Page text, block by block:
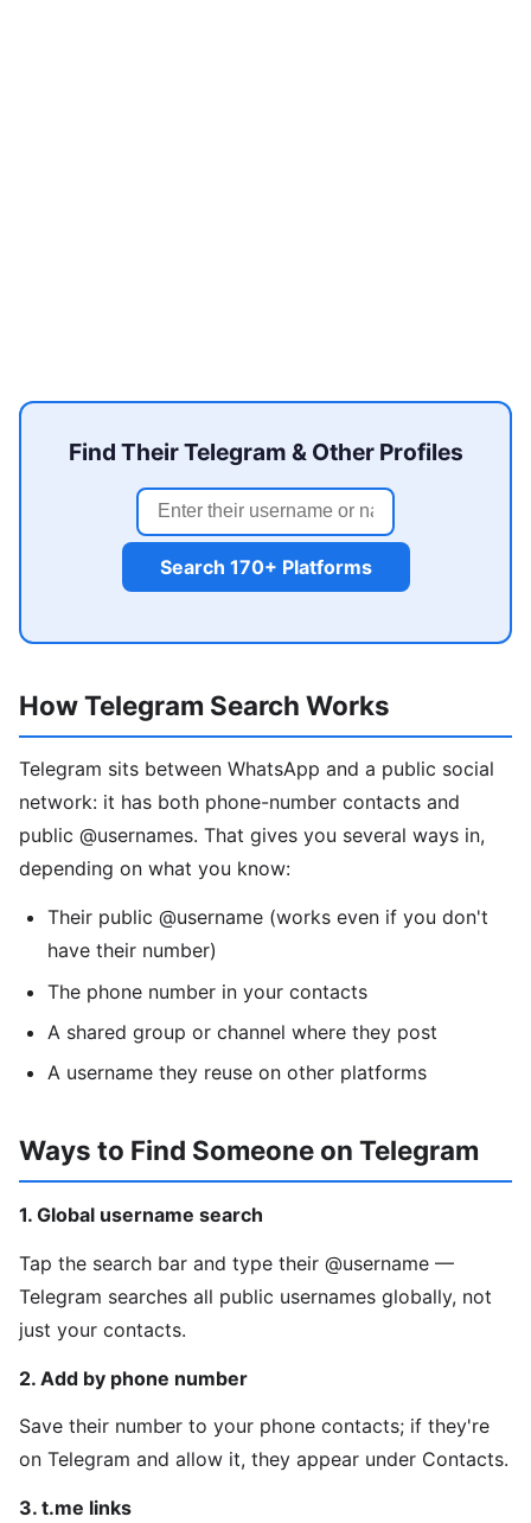
Find Their Telegram & Other Profiles
Search 170+ Platforms
How Telegram Search Works
Telegram sits between WhatsApp and a public social
network: it has both phone-number contacts and
public @usernames. That gives you several ways in,
depending on what you know:
Their public @username (works even if you don't
have their number)
The phone number in your contacts
A shared group or channel where they post
A username they reuse on other platforms
Ways to Find Someone on Telegram
1. Global username search
Tap the search bar and type their @username —
Telegram searches all public usernames globally, not
just your contacts.
2. Add by phone number
Save their number to your phone contacts; if they're
on Telegram and allow it, they appear under Contacts.
3. t.me links